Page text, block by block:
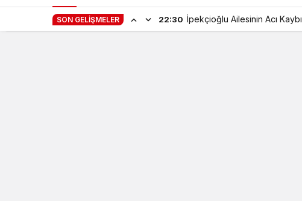
SON GELIŞMELER 22:30 İpekçioğlu Ailesinin Acı Kaybı